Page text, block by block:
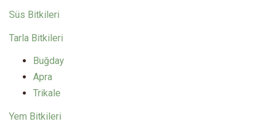
Süs Bitkileri
Tarla Bitkileri
Buğday
Apra
Trikale
Yem Bitkileri